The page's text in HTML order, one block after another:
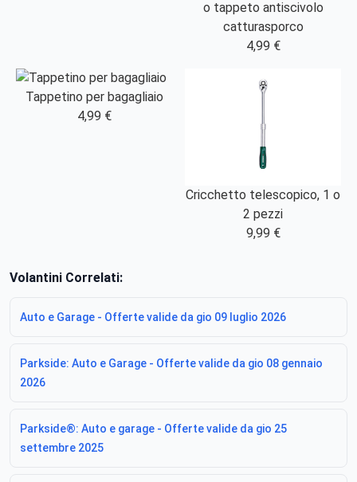
o tappeto antiscivolo
catturasporco
4,99 €
Tappetino per bagagliaio
4,99 €
Cricchetto telescopico, 1 o
2 pezzi
9,99 €
Volantini Correlati:
Auto e Garage - Offerte valide da gio 09 luglio 2026
Parkside: Auto e Garage - Offerte valide da gio 08 gennaio
2026
Parkside®: Auto e garage - Offerte valide da gio 25
settembre 2025